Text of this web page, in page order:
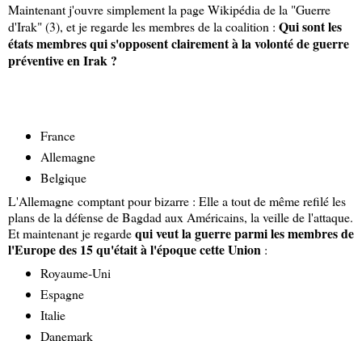
Maintenant j'ouvre simplement la page Wikipédia de la "Guerre
d'Irak" (3), et je regarde les membres de la coalition : Qui sont les
états membres qui s'opposent clairement à la volonté de guerre
préventive en Irak ?
France
Allemagne
Belgique
L'Allemagne comptant pour bizarre : Elle a tout de même refilé les
plans de la défense de Bagdad aux Américains, la veille de l'attaque.
Et maintenant je regardequi veut la guerre parmi les membres de
l'Europe des 15 qu'était à l'époque cette Union :
Royaume-Uni
Espagne
Italie
Danemark